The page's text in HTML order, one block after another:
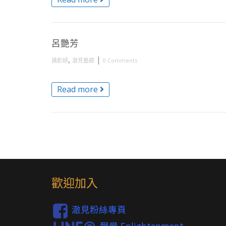
呂艷芳
攝影師, 澈見藝廊 | 0 Comments
Read more
歡迎加入
澈見粉絲專頁